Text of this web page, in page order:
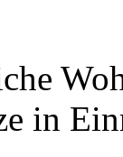
in